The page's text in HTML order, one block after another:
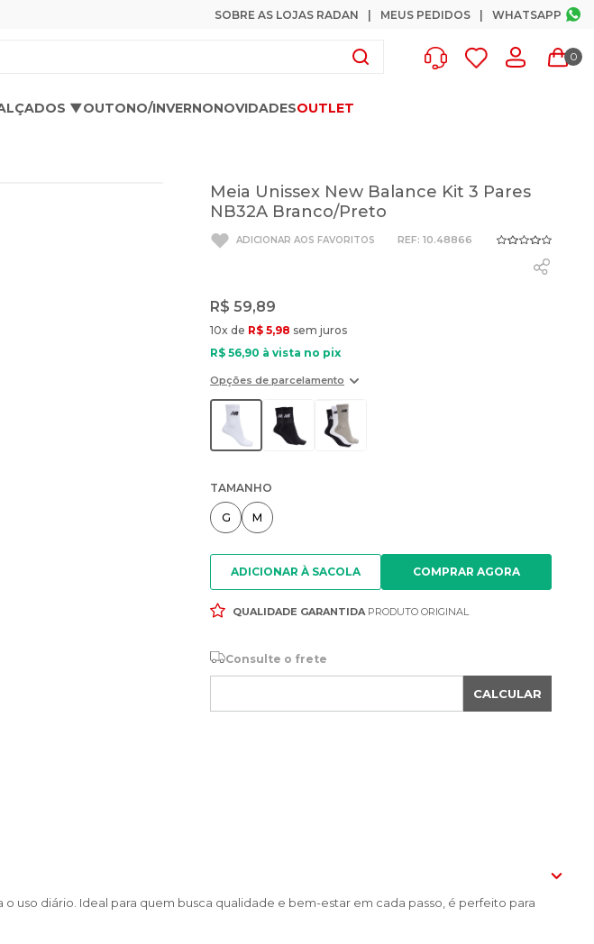
SOBRE AS LOJAS RADAN MEUS PEDIDOS WHATSAPP
0
▼OUTONO/INVERNONOVIDADESOUTLET
Meia Unissex New Balance Kit 3 Pares
NB32A Branco/Preto
: 10.48866
R$ 59,89
10x de R$ 5,98 sem juros
R$ 56,90 à vista no pix
Opções de parcelamento
TAMANHO
G M
ADICIONAR À SACOLA
QUALIDADE GARANTIDAPRODUTO ORIGINAL
Consulte o frete
CALCULAR
uso diário. Ideal para quem busca qualidade e bem-estar em cada passo, é perfeito para